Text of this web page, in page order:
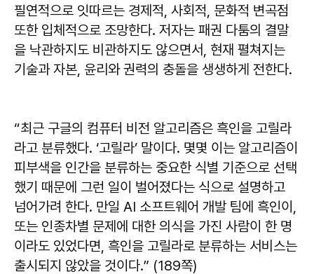
필연적으로 잇따르는 경제적, 사회적, 문화적 변곡점
또한 입체적으로 조망한다. 저자는 패권 다툼의 결말
을 낙관하지도 비관하지도 않으면서, 현재 펼쳐지는
기술과 자본, 윤리와 권력의 충돌을 생생하게 전한다.
“최근 구글의 컴퓨터 비전 알고리즘은 흑인을 고릴라
라고 분류했다. ‘고릴라’ 말이다. 몇몇 이는 알고리즘이
피부색을 인간을 분류하는 중요한 식별 기준으로 선택
했기 때문에 그런 일이 벌어졌다는 식으로 설명하고
넘어가려 한다. 만일 AI 소프트웨어 개발 팀에 흑인이,
또는 인종차별 문제에 대한 의식을 가진 사람이 한 명
이라도 있었다면, 흑인을 고릴라로 분류하는 서비스는
출시되지 않았을 것이다.” (189쪽)